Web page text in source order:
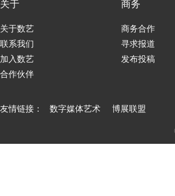
关于
关于数艺
联系我们
加入数艺
合作伙伴
商务
商务合作
寻求报道
发布投稿
友情链接： 数字媒体艺术 博展联盟